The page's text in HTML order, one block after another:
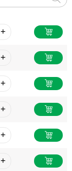
+
+
+
+
+
+